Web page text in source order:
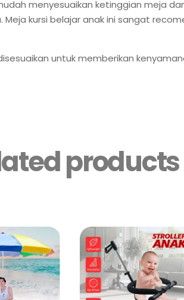
menyesuaikan ketinggian meja
Meja kursi belajar anak ini sangat
untuk memberikan
products